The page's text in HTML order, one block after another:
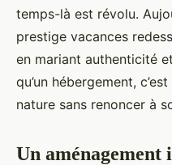
temps-là est révolu.
prestige vacances
en mariant authenticité
qu’un hébergement,
nature sans renoncer à
Un